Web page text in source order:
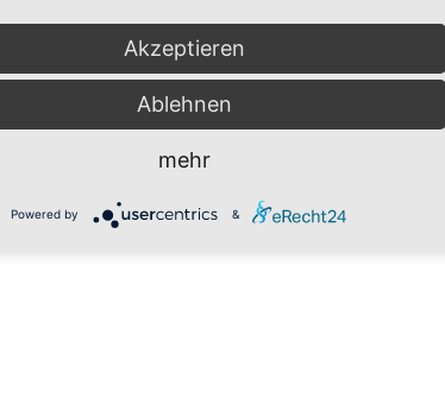
Akzeptieren
Ablehnen
mehr
Powered by &